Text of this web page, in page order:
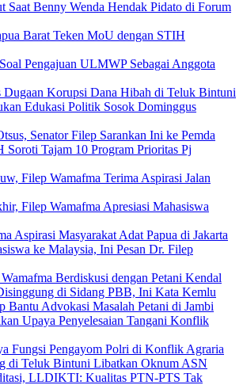
Saat Benny Wenda Hendak Pidato di Forum
Barat Teken MoU dengan STIH
Pengajuan ULMWP Sebagai Anggota
Korupsi Dana Hibah di Teluk Bintuni
Edukasi Politik Sosok Dominggus
Senator Filep Sarankan Ini ke Pemda
Tajam 10 Program Prioritas Pj
Filep Wamafma Terima Aspirasi Jalan
Filep Wamafma Apresiasi Mahasiswa
Aspirasi Masyarakat Adat Papua di Jakarta
ke Malaysia, Ini Pesan Dr. Filep
Berdiskusi dengan Petani Kendal
di Sidang PBB, Ini Kata Kemlu
Bantu Advokasi Masalah Petani di Jambi
Upaya Penyelesaian Tangani Konflik
Fungsi Pengayom Polri di Konflik Agraria
di Teluk Bintuni Libatkan Oknum ASN
LLDIKTI: Kualitas PTN-PTS Tak